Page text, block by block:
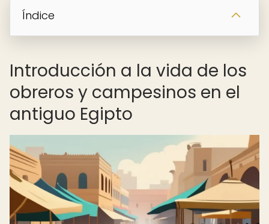
Índice
Introducción a la vida de los
obreros y campesinos en el
antiguo Egipto